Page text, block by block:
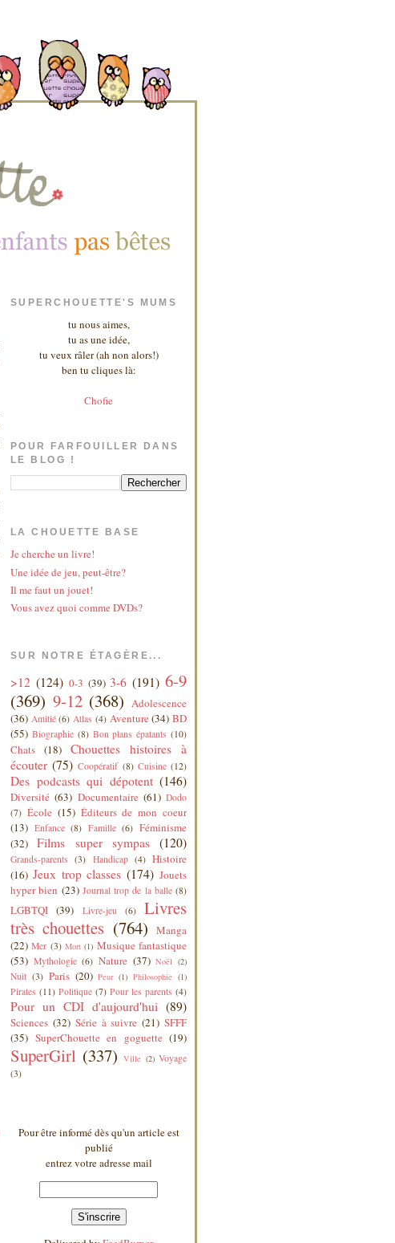
SUPERCHOUETTE'S MUMS
tu nous aimes,
tu as une idée,
tu veux râler (ah non alors!)
ben tu cliques là:
Chofie
POUR FARFOUILLER DANS
LE BLOG !
LA CHOUETTE BASE
Je cherche un livre!
Une idée de jeu, peut-être?
Il me faut un jouet!
Vous avez quoi comme DVDs?
SUR NOTRE ÉTAGÈRE...
>12 (124) 0-3 (39) 3-6 (191) 6-9
(369) 9-12 (368)
Adolescence
(36) Amitié (6) Atlas (4) Aventure (34) BD
(55) Biographie (8) Bon plans épatants (10)
Chats (18)
Chouettes histoires à
écouter (75) Coopératif (8) Cuisine (12)
Des podcasts qui dépotent (146)
Diversité (63) Documentaire (61) Dodo
(7) École (15) Éditeurs de mon coeur
(13) Enfance (8) Famille (6) Féminisme
(32)
Films super sympas (120)
Grands-parents (3) Handicap (4) Histoire
(16) Jeux trop classes (174) Jouets
hyper bien (23) Journal trop de la balle (8)
LGBTQI (39) Livre-jeu (6)
Livres
très chouettes (764)
Manga
(22) Mer (3) Mort (1) Musique fantastique
(53) Mythologie (6) Nature (37) Noël (2)
Nuit (3) Paris (20) Peur (1) Philosophie (1)
Pirates (11) Politique (7) Pour les parents (4)
Pour un CDI d'aujourd'hui (89)
Sciences (32) Série à suivre (21) SFFF
(35) SuperChouette en goguette (19)
SuperGirl (337) Ville (2) Voyage
(3)
Pour être informé dès qu'un article est
publié
entrez votre adresse mail